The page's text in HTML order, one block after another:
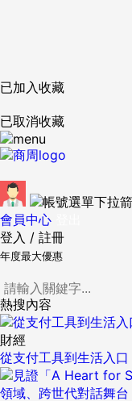
已加入收藏
已取消收藏
會員中心
登入 / 註冊
年度最大優惠
熱搜內容
財經
從支付工具到生活入